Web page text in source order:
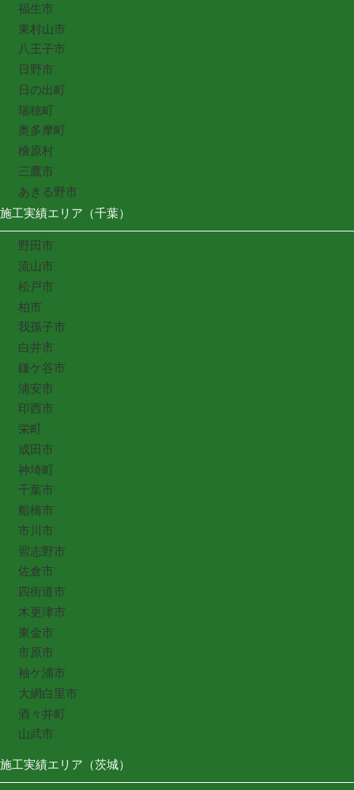
福生市
東村山市
八王子市
日野市
日の出町
瑞穂町
奥多摩町
檜原村
三鷹市
あきる野市
施工実績エリア（千葉）
野田市
流山市
松戸市
柏市
我孫子市
白井市
鎌ケ谷市
浦安市
印西市
栄町
成田市
神埼町
千葉市
船橋市
市川市
習志野市
佐倉市
四街道市
木更津市
東金市
市原市
袖ケ浦市
大網白里市
酒々井町
山武市
施工実績エリア（茨城）